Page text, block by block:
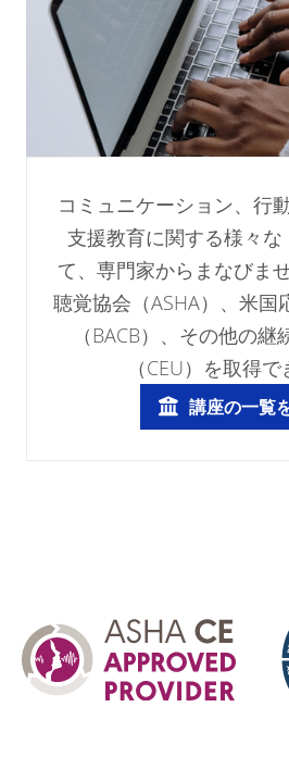
コミュニケーション、行
支援教育に関する様々
て、専門家からまなびま
聴覚協会（ASHA）、米国
（BACB）、その他の継
（CEU）を取得で
講座の一覧